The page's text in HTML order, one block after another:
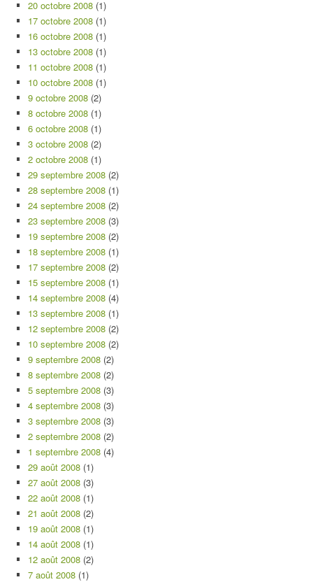
20 octobre 2008 (1)
17 octobre 2008 (1)
16 octobre 2008 (1)
13 octobre 2008 (1)
11 octobre 2008 (1)
10 octobre 2008 (1)
9 octobre 2008 (2)
8 octobre 2008 (1)
6 octobre 2008 (1)
3 octobre 2008 (2)
2 octobre 2008 (1)
29 septembre 2008 (2)
28 septembre 2008 (1)
24 septembre 2008 (2)
23 septembre 2008 (3)
19 septembre 2008 (2)
18 septembre 2008 (1)
17 septembre 2008 (2)
15 septembre 2008 (1)
14 septembre 2008 (4)
13 septembre 2008 (1)
12 septembre 2008 (2)
10 septembre 2008 (2)
9 septembre 2008 (2)
8 septembre 2008 (2)
5 septembre 2008 (3)
4 septembre 2008 (3)
3 septembre 2008 (3)
2 septembre 2008 (2)
1 septembre 2008 (4)
29 août 2008 (1)
27 août 2008 (3)
22 août 2008 (1)
21 août 2008 (2)
19 août 2008 (1)
14 août 2008 (1)
12 août 2008 (2)
7 août 2008 (1)